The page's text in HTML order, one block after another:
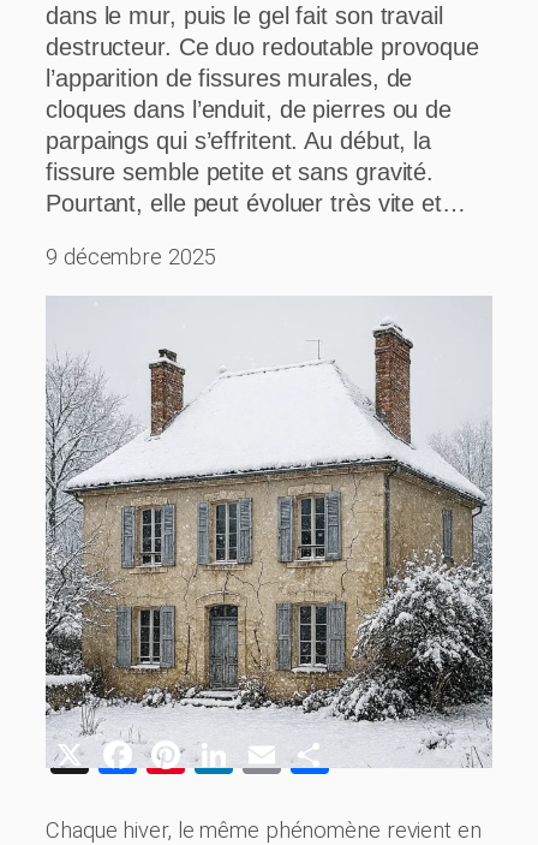
dans le mur, puis le gel fait son travail
destructeur. Ce duo redoutable provoque
l’apparition de fissures murales, de
cloques dans l’enduit, de pierres ou de
parpaings qui s’effritent. Au début, la
fissure semble petite et sans gravité.
Pourtant, elle peut évoluer très vite et…
9 décembre 2025
X Facebook
Pinterest
LinkedIn
EmailShare
Chaque hiver, le même phénomène revient en